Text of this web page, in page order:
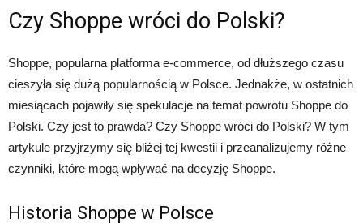
Czy Shoppe wróci do Polski?
Shoppe, popularna platforma e-commerce, od dłuższego czasu
cieszyła się dużą popularnością w Polsce. Jednakże, w ostatnich
miesiącach pojawiły się spekulacje na temat powrotu Shoppe do
Polski. Czy jest to prawda? Czy Shoppe wróci do Polski? W tym
artykule przyjrzymy się bliżej tej kwestii i przeanalizujemy różne
czynniki, które mogą wpływać na decyzję Shoppe.
Historia Shoppe w Polsce